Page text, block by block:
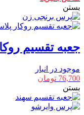
بستن
جعبه تقسیم روکار
موجود در انبار
76,700 تومان
بستن